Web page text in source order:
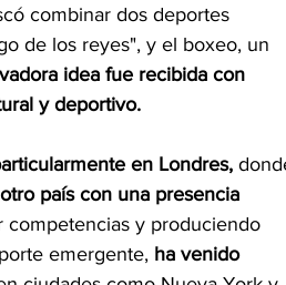
combinar dos deportes
de los reyes", y el boxeo, un
idea fue recibida con
y deportivo.
en Londres,
país con una presencia
competencias y produciendo
emergente, ha venido